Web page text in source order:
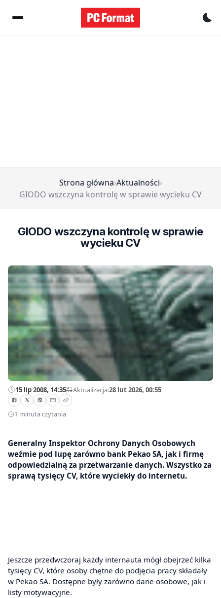
Strona główna›Aktualności›
GIODO wszczyna kontrolę w sprawie wycieku CV
GIODO wszczyna kontrolę w sprawie
wycieku CV
15 lip 2008, 14:35—Aktualizacja:28 lut 2026, 00:55
1 minuta czytania
Generalny Inspektor Ochrony Danych Osobowych
weźmie pod lupę zarówno bank Pekao SA, jak i firmę
odpowiedzialną za przetwarzanie danych. Wszystko za
sprawą tysięcy CV, które wyciekły do internetu.
Jeszcze przedwczoraj każdy internauta mógł obejrzeć kilka
tysięcy CV, które osoby chętne do podjęcia pracy składały
w Pekao SA. Dostępne były zarówno dane osobowe, jak i
listy motywacyjne.